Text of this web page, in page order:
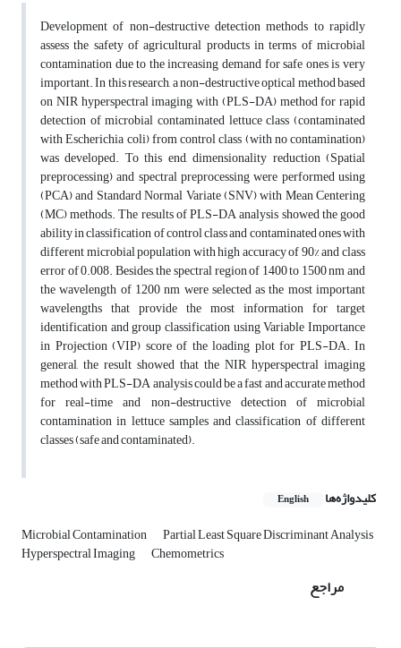
Development of non-destructive detection methods to rapidly
assess the safety of agricultural products in terms of microbial
contamination due to the increasing demand for safe ones is very
important. In this research, a non-destructive optical method based
on NIR hyperspectral imaging with (PLS-DA) method for rapid
detection of microbial contaminated lettuce class (contaminated
with Escherichia coli) from control class (with no contamination)
was developed. To this end, dimensionality reduction (Spatial
preprocessing) and spectral preprocessing were performed using
(PCA) and Standard Normal Variate (SNV) with Mean Centering
(MC) methods. The results of PLS-DA analysis showed the good
ability in classification of control class and contaminated ones with
different microbial population with high accuracy of 90% and class
error of 0.008. Besides, the spectral region of 1400 to 1500 nm and
the wavelength of 1200 nm were selected as the most important
wavelengths that provide the most information for target
identification and group classification using Variable Importance
in Projection (VIP) score of the loading plot for PLS-DA. In
general, the result showed that the NIR hyperspectral imaging
method with PLS-DA analysis could be a fast and accurate method
for real-time and non-destructive detection of microbial
contamination in lettuce samples and classification of different
classes (safe and contaminated).
کلیدواژه‌ها English
Microbial Contamination Partial Least Square Discriminant Analysis
Hyperspectral Imaging Chemometrics
مراجع